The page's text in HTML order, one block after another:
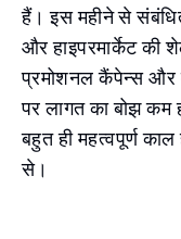
हैं। इस महीने से
और हाइपरमार्केट की
प्रमोशनल कैंपेन्स और
पर लागत का बोझ कम
बहुत ही महत्वपूर्ण
से।